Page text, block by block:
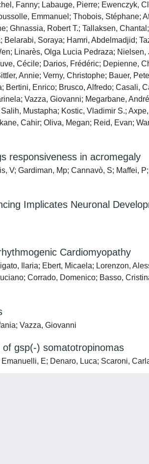
Fanny; Labauge, Pierre; Ewenczyk,
Emmanuel; Thobois, Stéphane;
Ghnassia, Robert T.; Tallaksen,
Soraya; Hamri, Abdelmadjid;
Linarès, Olga Lucia Pedraza; Nielsen,
Cécile; Darios, Frédéric; Depienne,
Annie; Verny, Christophe; Bauer,
Enrico; Brusco, Alfredo; Casali,
Vazza, Giovanni; Megarbane,
Mustapha; Kostic, Vladimir S.;
Cahir; Oliva, Megan; Reid, Evan;
responsiveness in acromegaly
V; Gardiman, Mp; Cannavò, S; Maffei,
Implicates Neuronal
Cardiomyopathy
Ilaria; Ebert, Micaela; Lorenzon,
Corrado, Domenico; Basso,
Vazza, Giovanni
gsp(-) somatotropinomas
E; Denaro, Luca; Scaroni,